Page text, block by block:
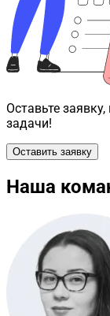
Оставьте
задачи!
Оставить заявку
Наша